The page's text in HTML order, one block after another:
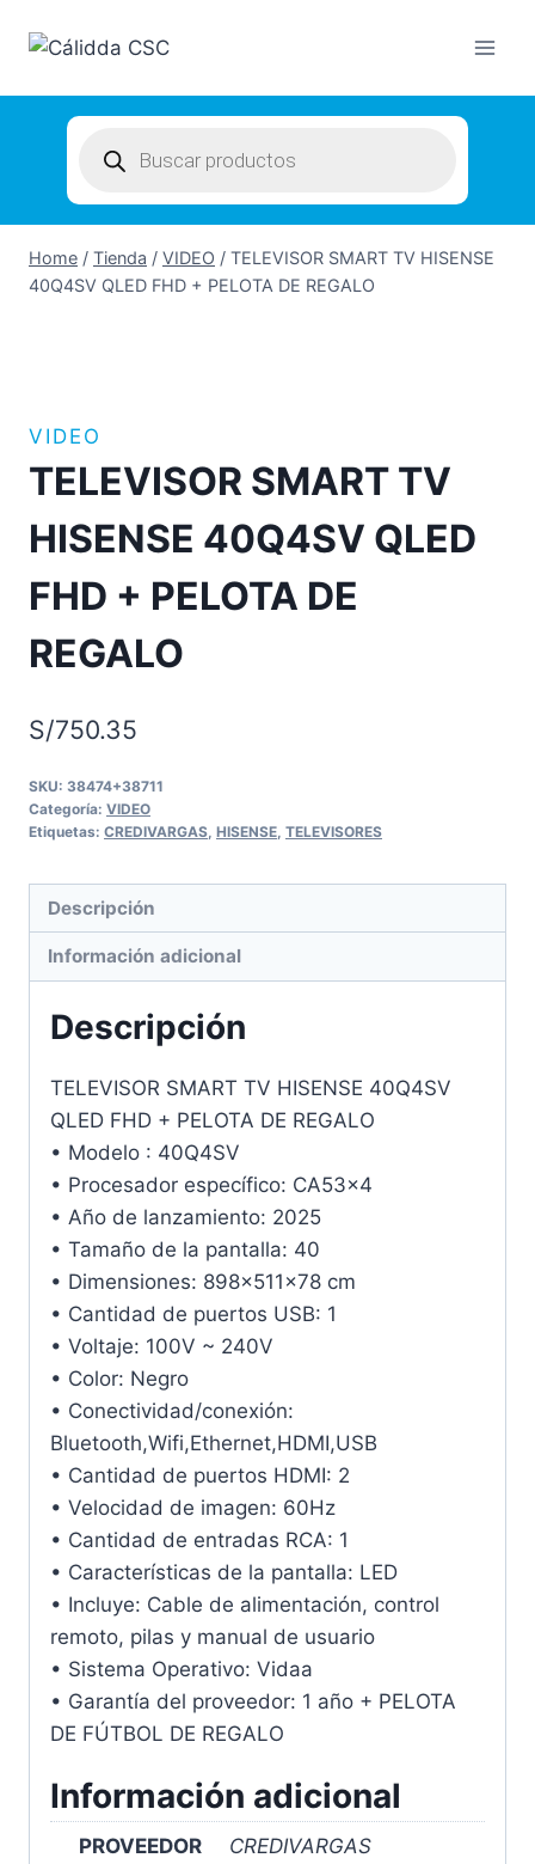
search
Home / Tienda / VIDEO / TELEVISOR SMART TV HISENSE
40Q4SV QLED FHD + PELOTA DE REGALO
VIDEO
TELEVISOR SMART TV
HISENSE 40Q4SV QLED
FHD + PELOTA DE
REGALO
S/750.35
SKU: 38474+38711
Categoría: VIDEO
Etiquetas: CREDIVARGAS HISENSE TELEVISORES
Descripción
Información adicional
Descripción
TELEVISOR SMART TV HISENSE 40Q4SV
QLED FHD + PELOTA DE REGALO
• Modelo : 40Q4SV
• Procesador específico: CA53x4
• Año de lanzamiento: 2025
• Tamaño de la pantalla: 40
• Dimensiones: 898x511x78 cm
• Cantidad de puertos USB: 1
• Voltaje: 100V ~ 240V
• Color: Negro
• Conectividad/conexión:
Bluetooth,Wifi,Ethernet,HDMI,USB
• Cantidad de puertos HDMI: 2
• Velocidad de imagen: 60Hz
• Cantidad de entradas RCA: 1
• Características de la pantalla: LED
• Incluye: Cable de alimentación, control
remoto, pilas y manual de usuario
• Sistema Operativo: Vidaa
• Garantía del proveedor: 1 año + PELOTA
DE FÚTBOL DE REGALO
Información adicional
PROVEEDOR CREDIVARGAS